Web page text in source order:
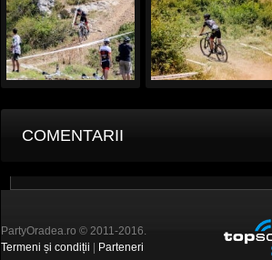
COMENTARII
PartyOradea.ro © 2011-2016.
Termeni și condiții
Parteneri